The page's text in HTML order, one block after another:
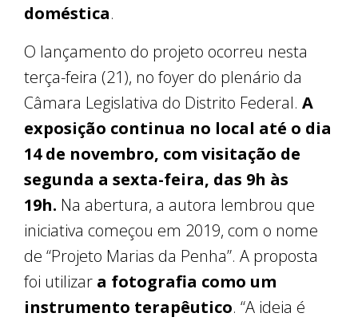
doméstica.
O lançamento do projeto ocorreu nesta
terça-feira (21), no foyer do plenário da
Câmara Legislativa do Distrito Federal. A
exposição continua no local até o dia
14 de novembro, com visitação de
segunda a sexta-feira, das 9h às
19h. Na abertura, a autora lembrou que
iniciativa começou em 2019, com o nome
de “Projeto Marias da Penha”. A proposta
foi utilizar a fotografia como um
instrumento terapêutico. “A ideia é